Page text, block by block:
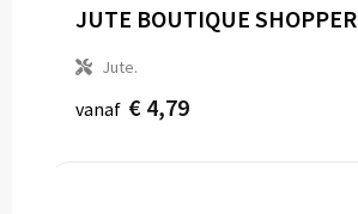
JUTE BOUTIQUE SHOPPER
Jute.
vanaf € 4,79